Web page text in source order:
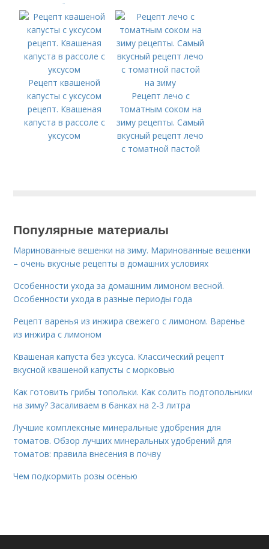
зиму грибы - опята
отварные
способом на зиму: 5
рецептов
приготовления
соленых помидор
Рецепт квашеной
капусты с уксусом
рецепт. Квашеная
капуста в рассоле с
уксусом
Рецепт лечо с
томатным соком на
зиму рецепты. Самый
вкусный рецепт лечо
с томатной пастой
Популярные материалы
Маринованные вешенки на зиму. Маринованные вешенки
– очень вкусные рецепты в домашних условиях
Особенности ухода за домашним лимоном весной.
Особенности ухода в разные периоды года
Рецепт варенья из инжира свежего с лимоном. Варенье
из инжира с лимоном
Квашеная капуста без уксуса. Классический рецепт
вкусной квашеной капусты с морковью
Как готовить грибы топольки. Как солить подтопольники
на зиму? Засаливаем в банках на 2-3 литра
Лучшие комплексные минеральные удобрения для
томатов. Обзор лучших минеральных удобрений для
томатов: правила внесения в почву
Чем подкормить розы осенью